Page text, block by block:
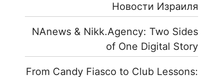
Новости Израиля
NAnews & Nikk.Agency: Two Sides
of One Digital Story
From Candy Fiasco to Club Lessons: